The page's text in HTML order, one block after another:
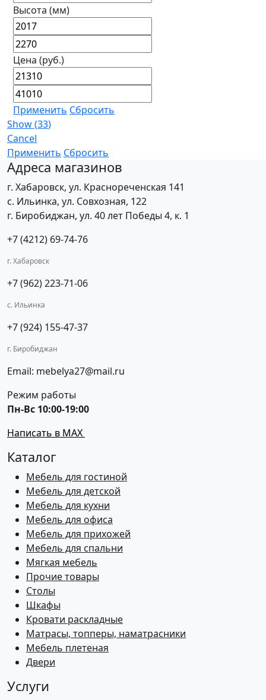
Высота (мм)
Цена (руб.)
Применить Сбросить
Show(33)
Cancel
Применить Сбросить
Адреса магазинов
г. Хабаровск, ул. Краснореченская 141
с. Ильинка, ул. Совхозная, 122
г. Биробиджан, ул. 40 лет Победы 4, к. 1
+7 (4212) 69-74-76
г. Хабаровск
+7 (962) 223-71-06
с. Ильинка
+7 (924) 155-47-37
г. Биробиджан
Email: mebelya27@mail.ru
Режим работы
Пн-Вс 10:00-19:00
Написать в MAX
Каталог
Мебель для гостиной
Мебель для детской
Мебель для кухни
Мебель для офиса
Мебель для прихожей
Мебель для спальни
Мягкая мебель
Прочие товары
Столы
Шкафы
Кровати раскладные
Матрасы, топперы, наматрасники
Мебель плетеная
Двери
Услуги